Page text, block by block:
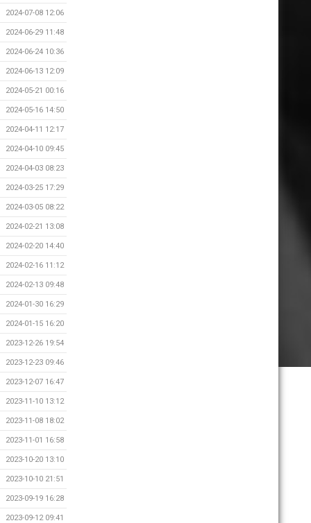
2024-07-08 12:06
2024-06-29 11:48
2024-06-24 10:36
2024-06-13 12:09
2024-05-21 00:16
2024-05-16 14:50
2024-04-11 12:17
2024-04-10 09:45
2024-04-03 08:23
2024-03-25 17:29
2024-03-05 08:22
2024-02-21 13:08
2024-02-20 14:40
2024-02-16 11:12
2024-02-13 09:48
2024-01-30 16:29
2024-01-15 16:20
2023-12-26 19:54
2023-12-23 09:46
2023-12-07 16:47
2023-11-10 13:12
2023-11-08 18:02
2023-11-01 16:58
2023-10-20 13:10
2023-10-10 21:51
2023-09-19 16:28
2023-09-12 09:41